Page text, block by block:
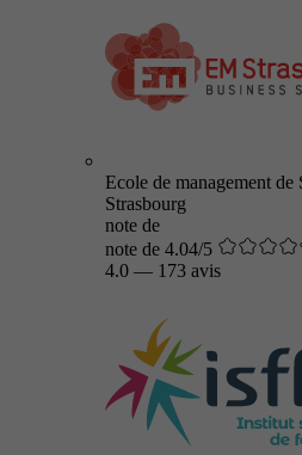
Ecole de management
Strasbourg
note de
note de 4.04/5
4.0 — 173 avis